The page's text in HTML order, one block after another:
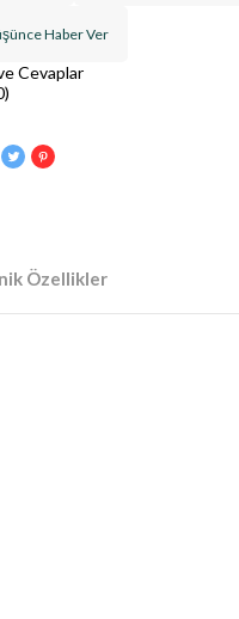
Haber Ver
Cevaplar
Özellikler